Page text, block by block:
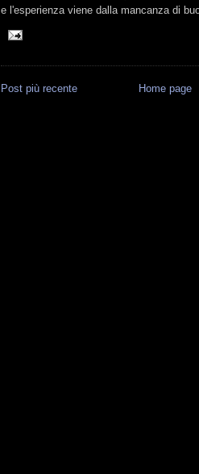
e l'esperienza viene dalla mancanza di
Post più recente Home page